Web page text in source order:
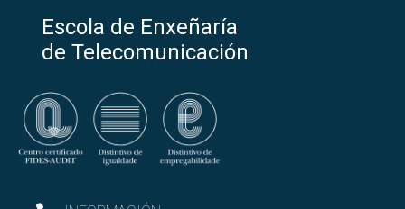
Escola de Enxeñaría
de Telecomunicación